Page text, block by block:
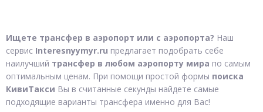
Ищете трансфер в аэропорт или с аэропорта? Наш
сервис Interesnyymyr.ru предлагает подобрать себе
наилучший трансфер в любом аэропорту мира по самым
оптимальным ценам. При помощи простой формы поиска
КивиТакси Вы в считанные секунды найдете самые
подходящие варианты трансфера именно для Вас!